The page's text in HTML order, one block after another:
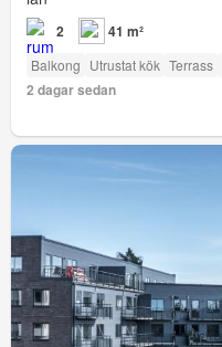
2 41 m²
Balkong Utrustat kök Terrass
2 dagar sedan